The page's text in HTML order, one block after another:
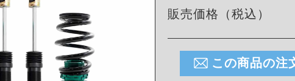
販売価格（税込）
この商品の注